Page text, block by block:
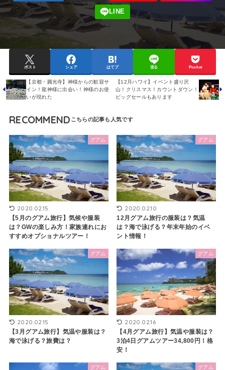
ポスト シェア はてブ 送る Pocket
【京都・圓光寺】神様からの歓迎サ
イン！龍神様に出会い！神様のお使
いが現れた
【12月ハワイ】イベント盛り沢
山！クリスマス！カウントダウン！
ビッグセールもあります
RECOMMEND
グアム
2020.02.15
【5月のグアム旅行】気候や服装
は？GWの楽しみ方！家族連れにお
すすめオプショナルツアー！
グアム
2020.02.10
12月グアム旅行の服装は？気温
は？海で泳げる？年末年始のイベ
ント情報！
グアム
2020.02.15
【3月グアム旅行】気温や服装は？
海で泳げる？旅費は？
グアム
2020.02.16
【4月グアム旅行】気温や服装は？
3泊4日グアムツアー34,800円！格
安！
グアム グアム